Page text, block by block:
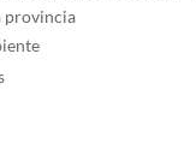
provincia